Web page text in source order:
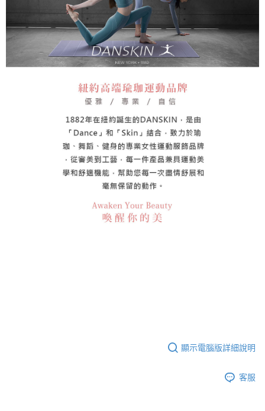
顯示電腦版詳細說明
客服